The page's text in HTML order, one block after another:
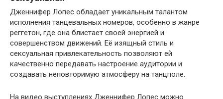
Дженнифер Лопес обладает уникальным талантом
исполнения танцевальных номеров, особенно в жанре
реггетон, где она блистает своей энергией и
совершенством движений. Её изящный стиль и
сексуальная привлекательность позволяют ей
качественно передавать настроение аудитории и
создавать неповторимую атмосферу на танцполе.
На видео выступлениях Дженнифер Лопес можно